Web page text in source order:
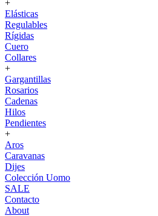
+
Elásticas
Regulables
Rígidas
Cuero
Collares
+
Gargantillas
Rosarios
Cadenas
Hilos
Pendientes
+
Aros
Caravanas
Dijes
Colección Uomo
SALE
Contacto
About